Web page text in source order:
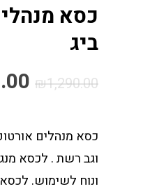
כסא
ביג
₪1,290.00
כסא מנהלים
וגב רשת . לכסא
ונוח לשימוש.